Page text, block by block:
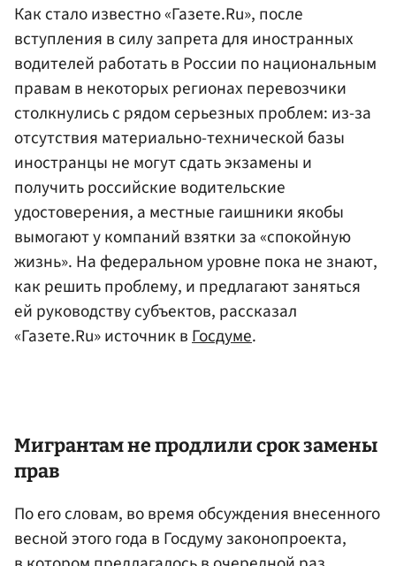
Как стало известно «Газете.Ru», после
вступления в силу запрета для иностранных
водителей работать в России по национальным
правам в некоторых регионах перевозчики
столкнулись с рядом серьезных проблем: из-за
отсутствия материально-технической базы
иностранцы не могут сдать экзамены и
получить российские водительские
удостоверения, а местные гаишники якобы
вымогают у компаний взятки за «спокойную
жизнь». На федеральном уровне пока не знают,
как решить проблему, и предлагают заняться
ей руководству субъектов, рассказал
«Газете.Ru» источник вГосдуме.
Мигрантам не продлили срок замены
прав
По его словам, во время обсуждения внесенного
весной этого года в Госдуму законопроекта,